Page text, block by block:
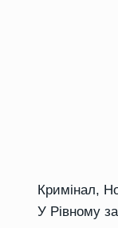
Кримінал,
У Рівному